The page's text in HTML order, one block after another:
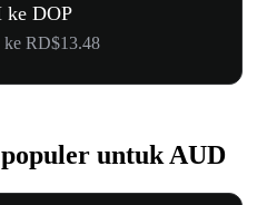
ke DOP
RD$13.48
untuk AUD